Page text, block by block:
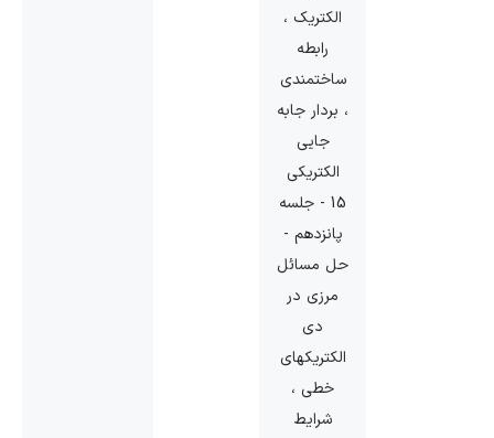
الکتریک ،
رابطه
ساختمندی
، بردار جابه
جایی
الکتریکی
15 - جلسه
پانزدهم -
حل مسائل
مرزی در
دی
الکتریکهای
خطی ،
شرایط